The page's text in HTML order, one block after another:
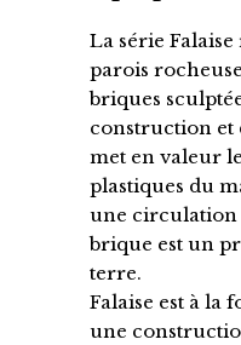
La série
parois
briques
construction et
met en valeur
plastiques du
une circulation
brique est un
terre.
Falaise est à la
une